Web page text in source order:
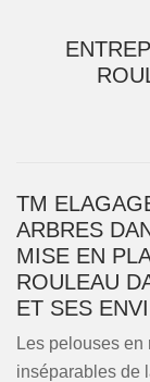
TM
ARBRES
MISE EN
ROULEAU
ET SES
Les pelouses
inséparables de